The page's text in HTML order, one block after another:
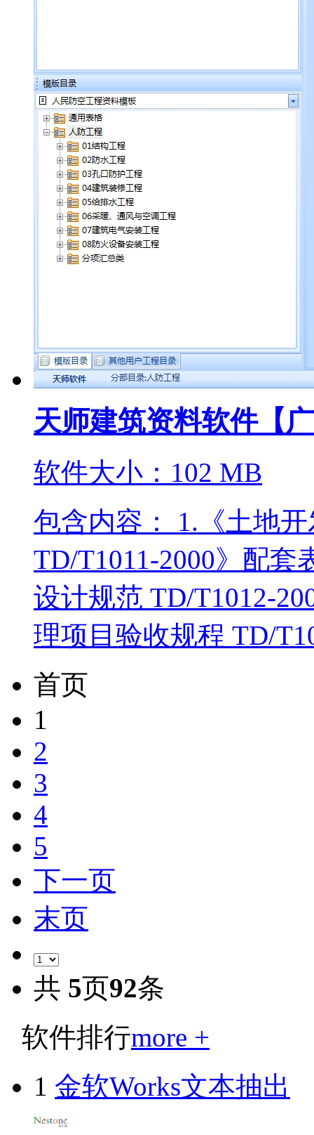
天师建筑资料软件【
软件大小：102 MB
包含内容： 1.《土地
TD/T1011-2000》配
设计规范 TD/T1012-
理项目验收规程 TD/
首页
1
2
3
4
5
下一页
末页
共 5页92条
软件排行more +
1 金软Works文本抽出